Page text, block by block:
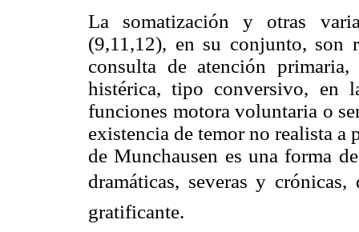
La somatización y otras
(9,11,12), en su conjunto, son
consulta de atención
histérica, tipo conversivo, en
funciones motora voluntaria o
existencia de temor no realista a
de Munchausen es una forma
dramáticas, severas y crónicas,
gratificante.